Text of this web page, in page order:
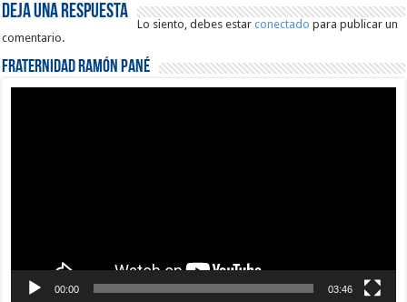
Deja una respuesta
Lo siento, debes estarconectado para publicar un
comentario.
Fraternidad Ramón Pané
00:00 03:46